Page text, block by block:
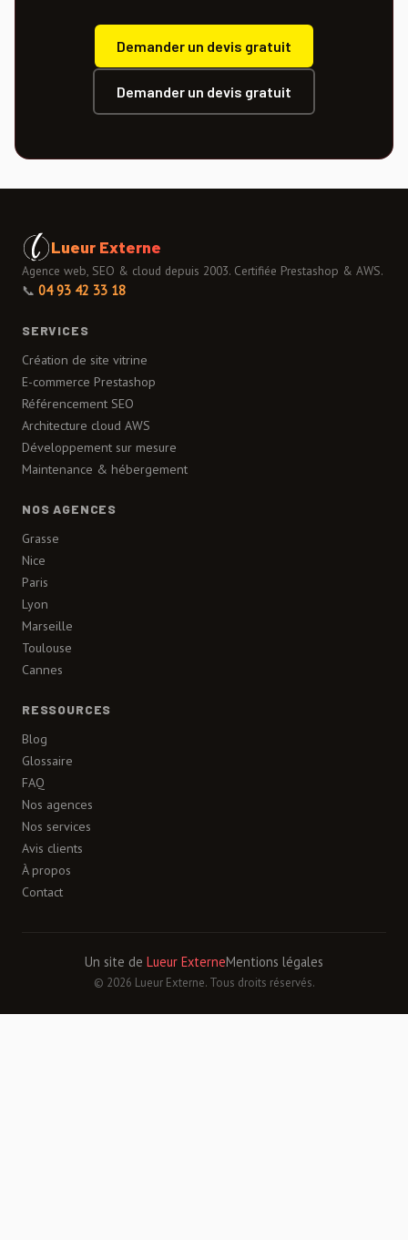
Demander un devis gratuit
Demander un devis gratuit
Lueur Externe
Agence web, SEO & cloud depuis 2003. Certifiée Prestashop & AWS.
📞 04 93 42 33 18
SERVICES
Création de site vitrine
E-commerce Prestashop
Référencement SEO
Architecture cloud AWS
Développement sur mesure
Maintenance & hébergement
NOS AGENCES
Grasse
Nice
Paris
Lyon
Marseille
Toulouse
Cannes
RESSOURCES
Blog
Glossaire
FAQ
Nos agences
Nos services
Avis clients
À propos
Contact
Un site de Lueur ExterneMentions légales
© 2026 Lueur Externe. Tous droits réservés.